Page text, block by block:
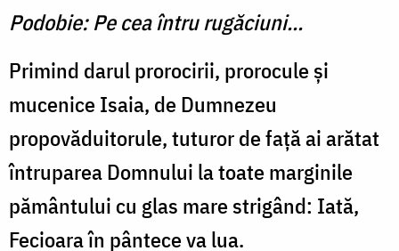
Podobie: Pe cea întru rugăciuni...
Primind darul prorocirii, prorocule şi
mucenice Isaia, de Dumnezeu
propovăduitorule, tuturor de faţă ai arătat
întruparea Domnului la toate marginile
pământului cu glas mare strigând: Iată,
Fecioara în pântece va lua.